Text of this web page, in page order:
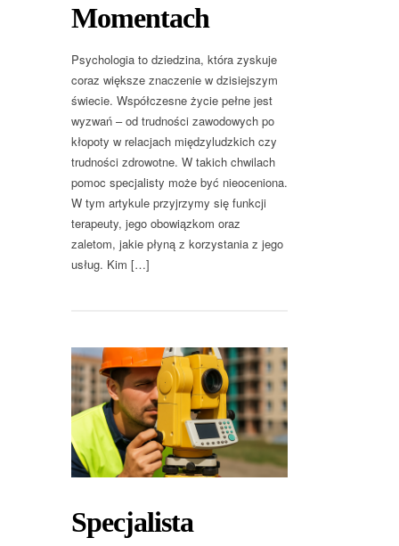
Momentach
Psychologia to dziedzina, która zyskuje
coraz większe znaczenie w dzisiejszym
świecie. Współczesne życie pełne jest
wyzwań – od trudności zawodowych po
kłopoty w relacjach międzyludzkich czy
trudności zdrowotne. W takich chwilach
pomoc specjalisty może być nieoceniona.
W tym artykule przyjrzymy się funkcji
terapeuty, jego obowiązkom oraz
zaletom, jakie płyną z korzystania z jego
usług. Kim […]
Specjalista